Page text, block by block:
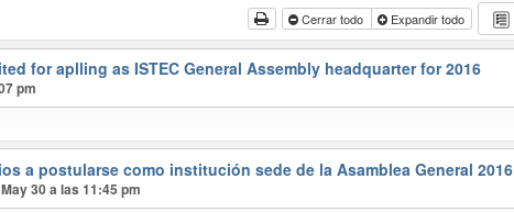
Cerrar todo Expandir todo
for aplling as ISTEC General Assembly headquarter for 2016
pm
a postularse como institución sede de la Asamblea General 2016
30 a las 11:45 pm